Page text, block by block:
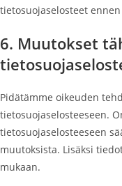
tietosuojaselosteet
6. Muutokset
Pidätämme oikeuden
tietosuojaselosteeseen.
tietosuojaselosteeseen
muutoksista. Lisäksi
mukaan.